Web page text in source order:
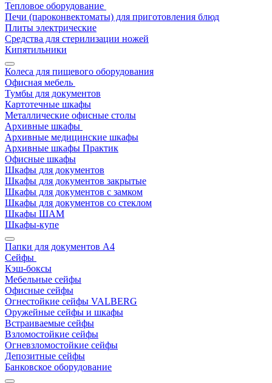
Тепловое оборудование
Печи (пароконвектоматы) для приготовления блюд
Плиты электрические
Средства для стерилизации ножей
Кипятильники
Колеса для пищевого оборудования
Офисная мебель
Тумбы для документов
Картотечные шкафы
Металлические офисные столы
Архивные шкафы
Архивные медицинские шкафы
Архивные шкафы Практик
Офисные шкафы
Шкафы для документов
Шкафы для документов закрытые
Шкафы для документов с замком
Шкафы для документов со стеклом
Шкафы ШАМ
Шкафы-купе
Папки для документов A4
Сейфы
Кэш-боксы
Мебельные сейфы
Офисные сейфы
Огнестойкие сейфы VALBERG
Оружейные сейфы и шкафы
Встраиваемые сейфы
Взломостойкие сейфы
Огневзломостойкие сейфы
Депозитные сейфы
Банковское оборудование